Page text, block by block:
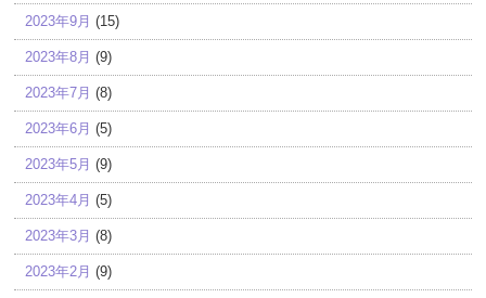
2023年9月 (15)
2023年8月 (9)
2023年7月 (8)
2023年6月 (5)
2023年5月 (9)
2023年4月 (5)
2023年3月 (8)
2023年2月 (9)